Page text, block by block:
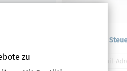
zu
Kostenlose